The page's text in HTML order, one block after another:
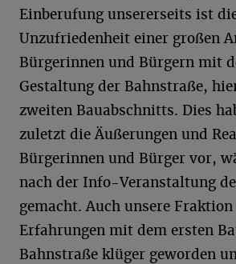
Einberufung unsererseits ist
Unzufriedenheit einer großen
Bürgerinnen und Bürgern mit
Gestaltung der Bahnstraße,
zweiten Bauabschnitts. Dies
zuletzt die Äußerungen und
Bürgerinnen und Bürger vor,
nach der Info-Veranstaltung
gemacht. Auch unsere
Erfahrungen mit dem ersten
Bahnstraße klüger geworden